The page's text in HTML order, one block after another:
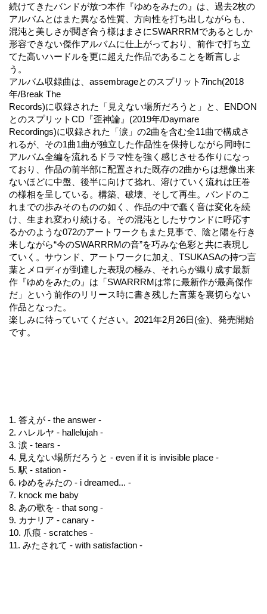
続けてきたバンドが放つ本作『ゆめをみたの』は、過去2枚の
アルバムとはまた異なる性質、方向性を打ち出しながらも、
混沌と美しさが鬩ぎ合う様はまさにSWARRRMであるとしか
形容できない傑作アルバムに仕上がっており、前作で打ち立
てた高いハードルを更に超えた作品であることを断言しよ
う。
アルバム収録曲は、assembrageとのスプリット7inch(2018
年/Break The
Records)に収録された「見えない場所だろうと」と、ENDON
とのスプリットCD『歪神論』(2019年/Daymare
Recordings)に収録された「涙」の2曲を含む全11曲で構成さ
れるが、その1曲1曲が独立した作品性を保持しながら同時に
アルバム全編を流れるドラマ性を強く感じさせる作りになっ
ており、作品の前半部に配置された既存の2曲からは想像出来
ないほどに中盤、後半に向けて捻れ、溶けていく流れは圧巻
の様相を呈している。構築、破壊、そして再生。バンドのこ
れまでの歩みそのものの如く、作品の中で蠢く音は変化を続
け、生まれ変わり続ける。その混沌としたサウンドに呼応す
るかのような072のアートワークもまた見事で、陰と陽を行き
来しながら“今のSWARRRMの音”を巧みな色彩と共に表現し
ていく。サウンド、アートワークに加え、TSUKASAの持つ言
葉とメロディが到達した表現の極み、それらが織り成す最新
作『ゆめをみたの』は「SWARRRMは常に最新作が最高傑作
だ」という前作のリリース時に書き残した言葉を裏切らない
作品となった。
楽しみに待っていてください。2021年2月26日(金)、発売開始
です。
1. 答えが - the answer -
2. ハレルヤ - hallelujah -
3. 涙 - tears -
4. 見えない場所だろうと - even if it is invisible place -
5. 駅 - station -
6. ゆめをみたの - i dreamed... -
7. knock me baby
8. あの歌を - that song -
9. カナリア - canary -
10. 爪痕 - scratches -
11. みたされて - with satisfaction -